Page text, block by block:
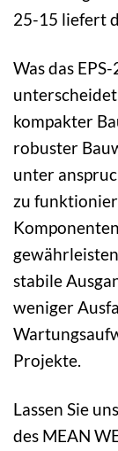
25-15 liefert
Was das
kompakter
robuster
unter
zu
stabile
weniger
Projekte.
Lassen Sie
des MEAN